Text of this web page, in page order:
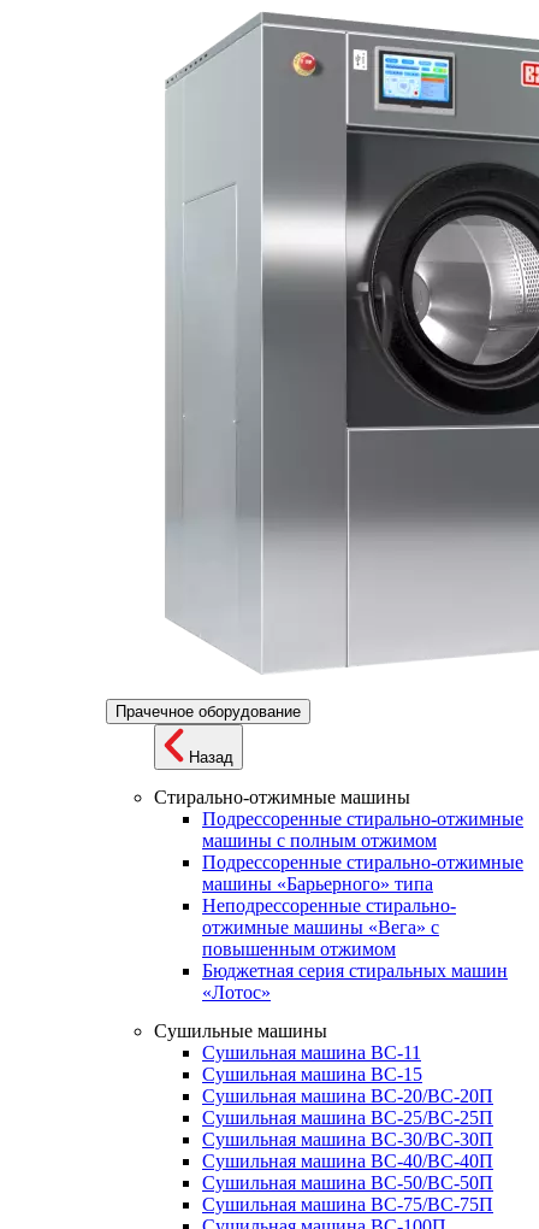
Прачечное оборудование
Назад
Стирально-отжимные машины
Подрессоренные стирально-отжимные
машины с полным отжимом
Подрессоренные стирально-отжимные
машины «Барьерного» типа
Неподрессоренные стирально-
отжимные машины «Вега» с
повышенным отжимом
Бюджетная серия стиральных машин
«Лотос»
Сушильные машины
Сушильная машина ВС-11
Сушильная машина ВС-15
Сушильная машина ВС-20/ВС-20П
Сушильная машина ВС-25/ВС-25П
Сушильная машина ВС-30/ВС-30П
Сушильная машина ВС-40/ВС-40П
Сушильная машина ВС-50/ВС-50П
Сушильная машина ВС-75/ВС-75П